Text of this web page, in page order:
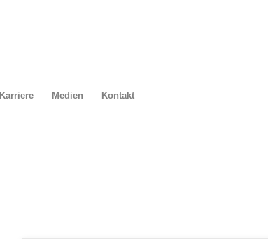
Karriere Medien Kontakt